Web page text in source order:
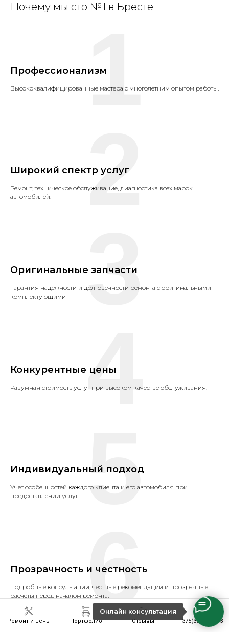
Онлайн консультация
Ремонт и цены Портфолио Отзывы +375(33)6301243
Почему мы сто №1 в Бресте
Профессионализм
Высококвалифицированные мастера с многолетним опытом работы.
1
Широкий спектр услуг
Ремонт, техническое обслуживание, диагностика всех марок
автомобилей.
2
Оригинальные запчасти
Гарантия надежности и долговечности ремонта с оригинальными
комплектующими
3
Конкурентные цены
Разумная стоимость услуг при высоком качестве обслуживания.
4
Индивидуальный подход
Учет особенностей каждого клиента и его автомобиля при
предоставлении услуг.
5
Прозрачность и честность
Подробные консультации, честные рекомендации и прозрачные
расчеты перед началом ремонта.6